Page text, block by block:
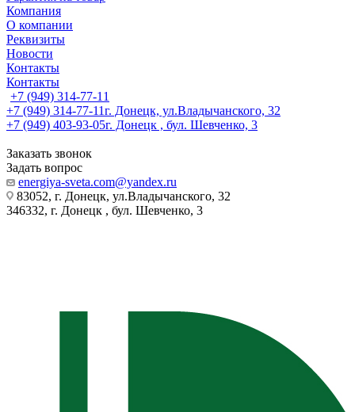
Компания
О компании
Реквизиты
Новости
Контакты
Контакты
+7 (949) 314-77-11
+7 (949) 314-77-11г. Донецк, ул.Владычанского, 32
+7 (949) 403-93-05г. Донецк , бул. Шевченко, 3
Заказать звонок
Задать вопрос
energiya-sveta.com@yandex.ru
83052, г. Донецк, ул.Владычанского, 32
346332, г. Донецк , бул. Шевченко, 3